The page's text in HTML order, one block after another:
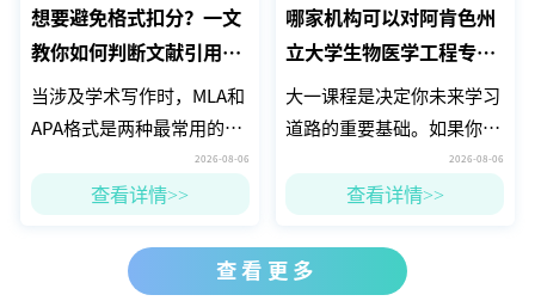
想要避免格式扣分？一文
教你如何判断文献引用用
mla还是apa
当涉及学术写作时，MLA和
APA格式是两种最常用的引
用方式。MLA格式主要用于
人文学科，而APA格式则广
2026-08-06
查看详情>>
哪家机构可以对阿肯色州
立大学生物医学工程专业
进行留学生大一预习辅
导？
大一课程是决定你未来学习
道路的重要基础。如果你在
大一阶段不顺利，可能会影
响到后面几年的学习。这就
来帮助你顺利过渡。
2026-08-06
查看详情>>
查看更多